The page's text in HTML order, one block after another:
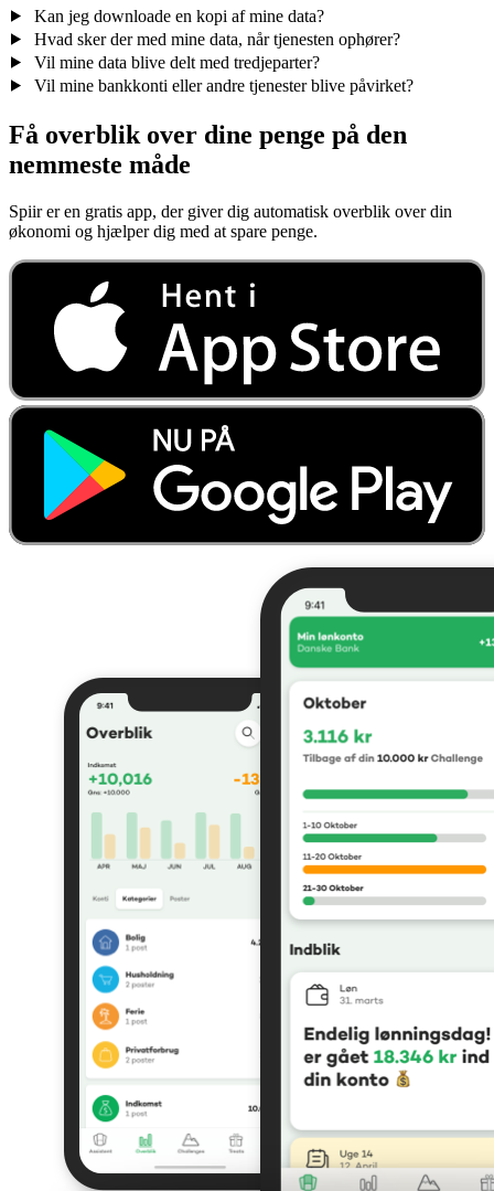
Kan jeg downloade en kopi af mine data?
Hvad sker der med mine data, når tjenesten ophører?
Vil mine data blive delt med tredjeparter?
Vil mine bankkonti eller andre tjenester blive påvirket?
Få overblik over dine penge på den
nemmeste måde
Spiir er en gratis app, der giver dig automatisk overblik over din
økonomi og hjælper dig med at spare penge.